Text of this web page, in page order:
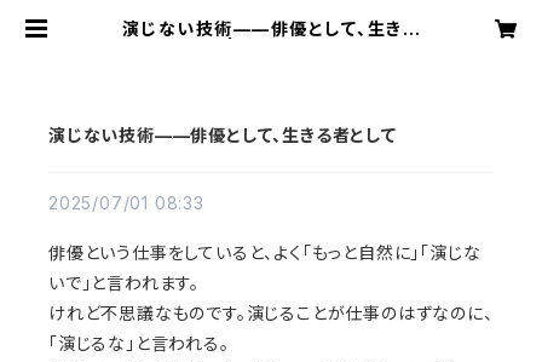
演じない技術——俳優として、生きる
演じない技術——俳優として、生きる者として
2025/07/01 08:33
俳優という仕事をしていると、よく「もっと自然に」「演じな
いで」と言われます。
けれど不思議なものです。演じることが仕事のはずなのに、
「演じるな」と言われる。